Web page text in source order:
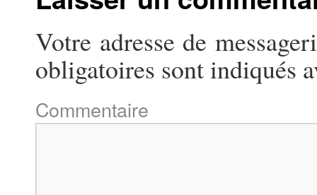
Votre adresse de
obligatoires sont indiqués
Commentaire